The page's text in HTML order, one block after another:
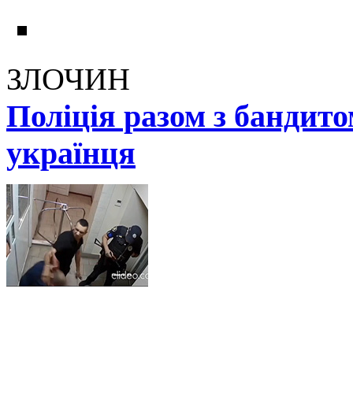
ЗЛОЧИН
Поліція разом з
українця